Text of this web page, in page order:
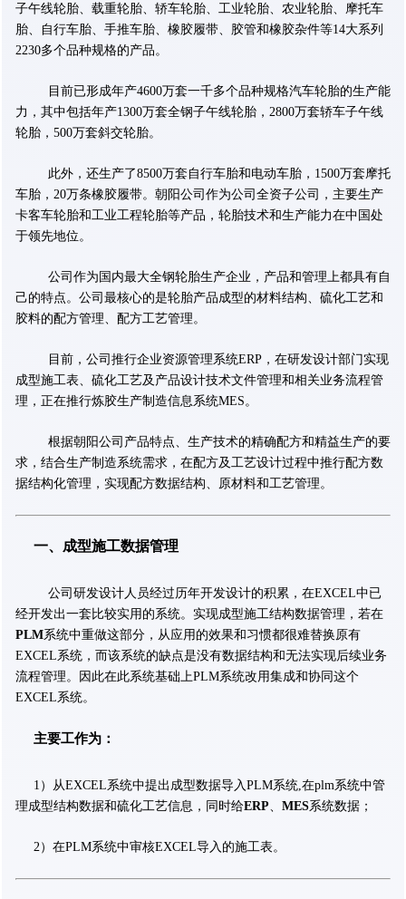
子午线轮胎、载重轮胎、轿车轮胎、工业轮胎、农业轮胎、摩托车
胎、自行车胎、手推车胎、橡胶履带、胶管和橡胶杂件等14大系列
2230多个品种规格的产品。
目前已形成年产4600万套一千多个品种规格汽车轮胎的生产能
力，其中包括年产1300万套全钢子午线轮胎，2800万套轿车子午线
轮胎，500万套斜交轮胎。
此外，还生产了8500万套自行车胎和电动车胎，1500万套摩托
车胎，20万条橡胶履带。朝阳公司作为公司全资子公司，主要生产
卡客车轮胎和工业工程轮胎等产品，轮胎技术和生产能力在中国处
于领先地位。
公司作为国内最大全钢轮胎生产企业，产品和管理上都具有自
己的特点。公司最核心的是轮胎产品成型的材料结构、硫化工艺和
胶料的配方管理、配方工艺管理。
目前，公司推行企业资源管理系统ERP，在研发设计部门实现
成型施工表、硫化工艺及产品设计技术文件管理和相关业务流程管
理，正在推行炼胶生产制造信息系统MES。
根据朝阳公司产品特点、生产技术的精确配方和精益生产的要
求，结合生产制造系统需求，在配方及工艺设计过程中推行配方数
据结构化管理，实现配方数据结构、原材料和工艺管理。
一、成型施工数据管理
公司研发设计人员经过历年开发设计的积累，在EXCEL中已
经开发出一套比较实用的系统。实现成型施工结构数据管理，若在
PLM系统中重做这部分，从应用的效果和习惯都很难替换原有
EXCEL系统，而该系统的缺点是没有数据结构和无法实现后续业务
流程管理。因此在此系统基础上PLM系统改用集成和协同这个
EXCEL系统。
主要工作为 ：
1）从EXCEL系统中提出成型数据导入PLM系统,在plm系统中管
理成型结构数据和硫化工艺信息，同时给ERP MES系统数据；
2）在PLM系统中审核EXCEL导入的施工表。